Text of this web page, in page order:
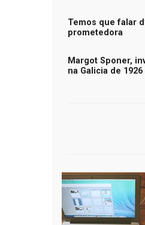
Temos que falar
prometedora
Margot Sponer,
na Galicia de 1926